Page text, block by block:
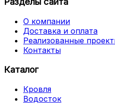
О компании
Доставка и оплата
Реализованные
Контакты
Каталог
Кровля
Водосток